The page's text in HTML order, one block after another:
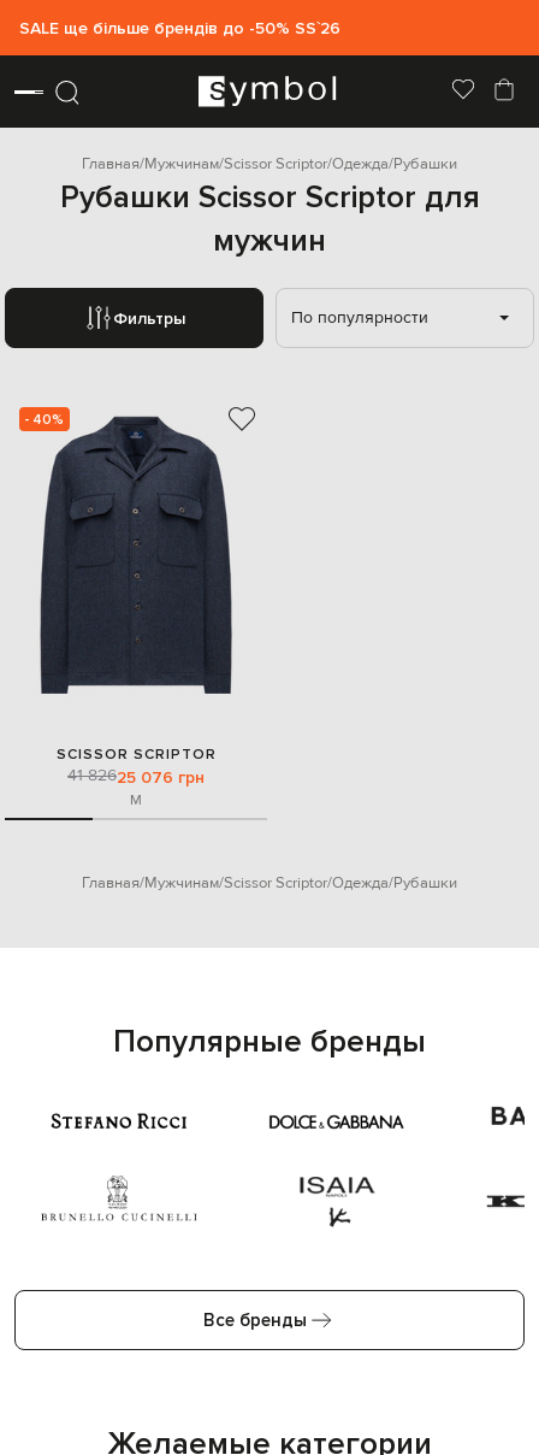
SALE ще більше брендів до -50% SS`26
Главная Мужчинам Scissor Scriptor Одежда Рубашки
Рубашки Scissor Scriptor для
мужчин
Фильтры По популярности
- 40%
SCISSOR SCRIPTOR
41 82625 076 грн
M
Главная Мужчинам Scissor Scriptor Одежда Рубашки
Популярные бренды
Все бренды
Желаемые категории